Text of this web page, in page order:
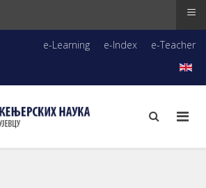
e-Learning e-Index e-Teacher
≡